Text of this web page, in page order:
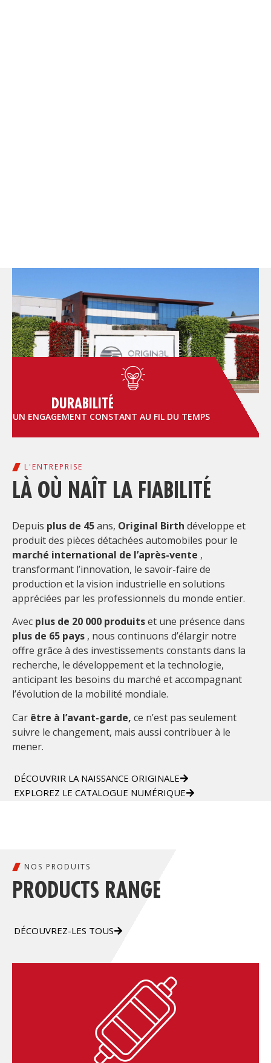
DURABILITÉ
UN ENGAGEMENT CONSTANT AU FIL DU TEMPS
L'ENTREPRISE
LÀ OÙ NAÎT LA FIABILITÉ
Depuis plus de 45ans, Original Birth développe et
produit des pièces détachées automobiles pour le
marché international de l’après-vente ,
transformant l’innovation, le savoir-faire de
production et la vision industrielle en solutions
appréciées par les professionnels du monde entier.
Avec plus de 20 000 produitset une présence dans
plus de 65 pays , nous continuons d’élargir notre
offre grâce à des investissements constants dans la
recherche, le développement et la technologie,
anticipant les besoins du marché et accompagnant
l’évolution de la mobilité mondiale.
Car être à l’avant-garde, ce n’est pas seulement
suivre le changement, mais aussi contribuer à le
mener.
DÉCOUVRIR LA NAISSANCE ORIGINALE
EXPLOREZ LE CATALOGUE NUMÉRIQUE
NOS PRODUITS
PRODUCTS RANGE
DÉCOUVREZ-LES TOUS